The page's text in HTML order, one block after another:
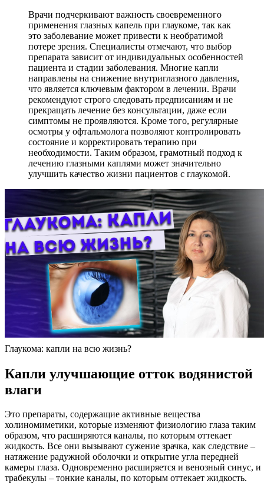
Врачи подчеркивают важность своевременного
применения глазных капель при глаукоме, так как
это заболевание может привести к необратимой
потере зрения. Специалисты отмечают, что выбор
препарата зависит от индивидуальных особенностей
пациента и стадии заболевания. Многие капли
направлены на снижение внутриглазного давления,
что является ключевым фактором в лечении. Врачи
рекомендуют строго следовать предписаниям и не
прекращать лечение без консультации, даже если
симптомы не проявляются. Кроме того, регулярные
осмотры у офтальмолога позволяют контролировать
состояние и корректировать терапию при
необходимости. Таким образом, грамотный подход к
лечению глазными каплями может значительно
улучшить качество жизни пациентов с глаукомой.
Глаукома: капли на всю жизнь?
Капли улучшающие отток водянистой
влаги
Это препараты, содержащие активные вещества
холиномиметики, которые изменяют физиологию глаза таким
образом, что расширяются каналы, по которым оттекает
жидкость. Все они вызывают сужение зрачка, как следствие –
натяжение радужной оболочки и открытие угла передней
камеры глаза. Одновременно расширяется и венозный синус, и
трабекулы – тонкие каналы, по которым оттекает жидкость.